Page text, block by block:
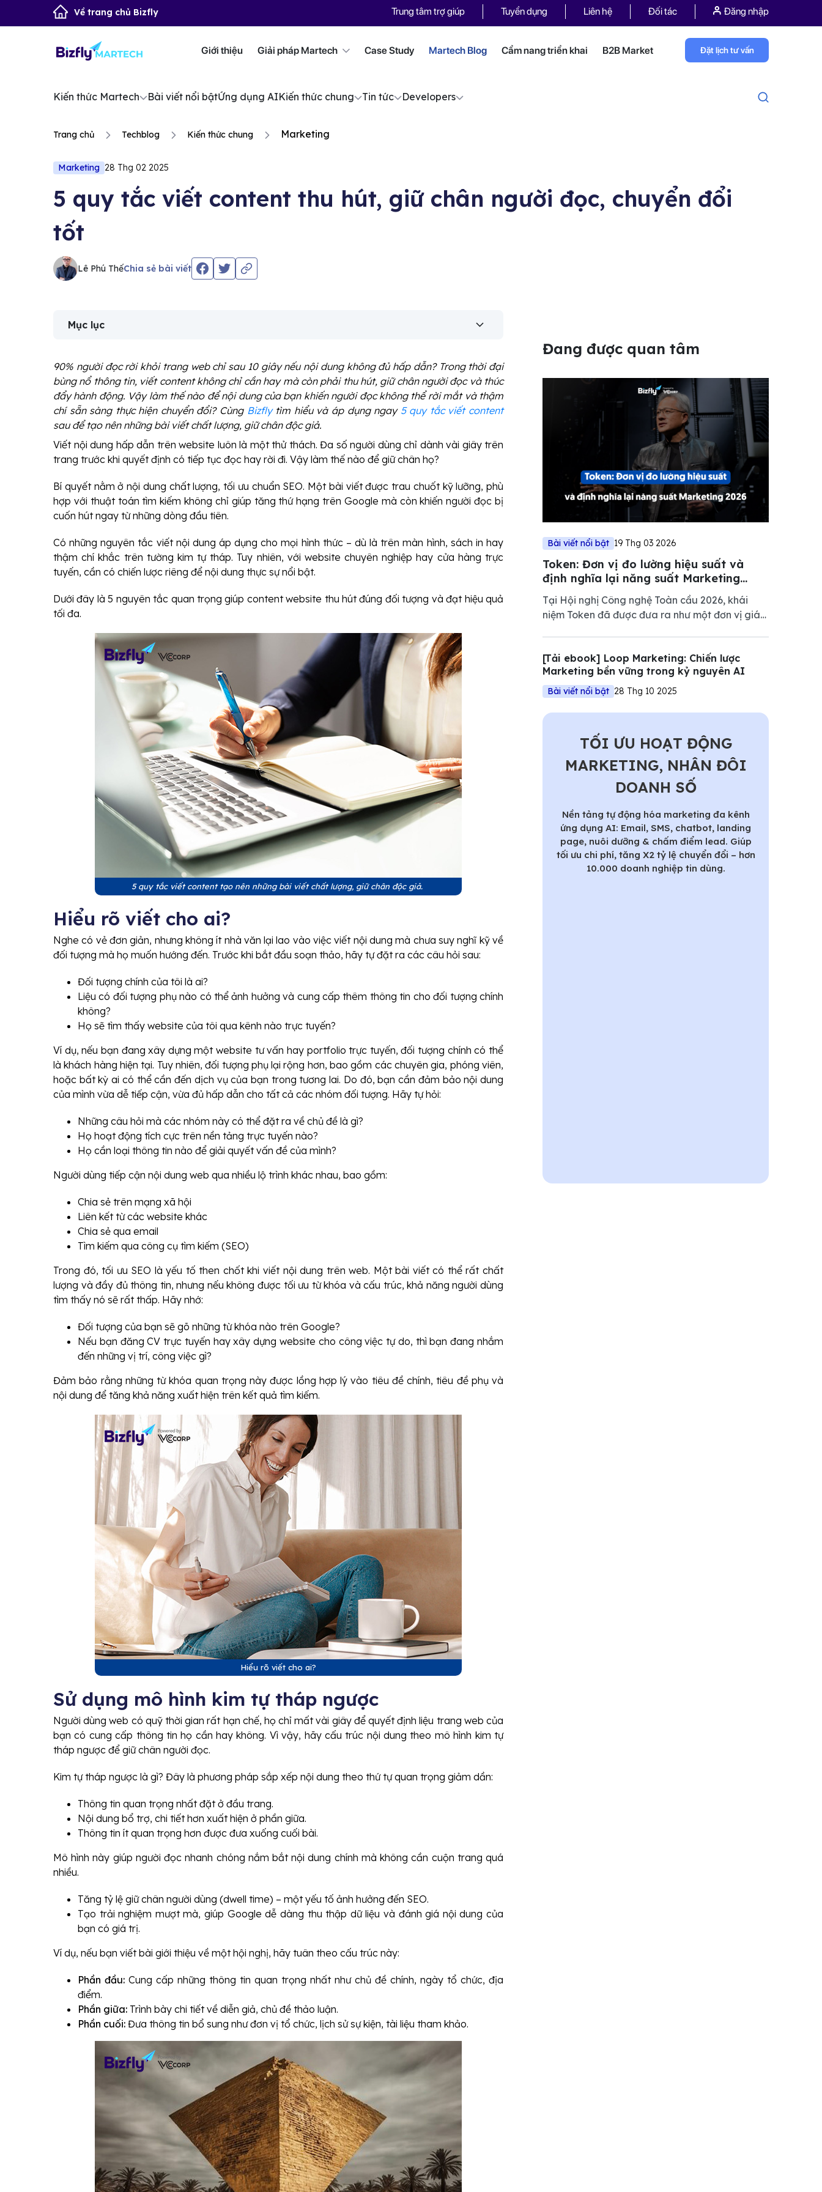
Về trang chủ Bizfly Trung tâm trợ giúp Tuyển dụng Liên hệ Đối tác Đăng nhập
Giới thiệu Giải pháp Martech Case Study Martech Blog Cẩm nang triển khai B2B Market Đặt lịch tư vấn
Kiến thức Martech Bài viết nổi bậtỨng dụng AIKiến thức chung Tin tức Developers
Trang chủ Techblog Kiến thức chung Marketing
Marketing 28 Thg 02 2025
5 quy tắc viết content thu hút, giữ chân người đọc, chuyển đổi
tốt
Lê Phú ThếChia sẻ bài viết
Mục lục
90% người đọc rời khỏi trang web chỉ sau 10 giây nếu nội dung không đủ hấp dẫn? Trong thời đại
bùng nổ thông tin, viết content không chỉ cần hay mà còn phải thu hút, giữ chân người đọc và thúc
đẩy hành động. Vậy làm thế nào để nội dung của bạn khiến người đọc không thể rời mắt và thậm
chí sẵn sàng thực hiện chuyển đổi? Cùng Bizflytìm hiểu và áp dụng ngay5 quy tắc viết content
sau để tạo nên những bài viết chất lượng, giữ chân độc giả.
Viết nội dung hấp dẫn trên website luôn là một thử thách. Đa số người dùng chỉ dành vài giây trên
trang trước khi quyết định có tiếp tục đọc hay rời đi. Vậy làm thế nào để giữ chân họ?
Bí quyết nằm ở nội dung chất lượng, tối ưu chuẩn SEO. Một bài viết được trau chuốt kỹ lưỡng, phù
hợp với thuật toán tìm kiếm không chỉ giúp tăng thứ hạng trên Google mà còn khiến người đọc bị
cuốn hút ngay từ những dòng đầu tiên.
Có những nguyên tắc viết nội dung áp dụng cho mọi hình thức – dù là trên màn hình, sách in hay
thậm chí khắc trên tường kim tự tháp. Tuy nhiên, với website chuyên nghiệp hay cửa hàng trực
tuyến, cần có chiến lược riêng để nội dung thực sự nổi bật.
Dưới đây là 5 nguyên tắc quan trọng giúp content website thu hút đúng đối tượng và đạt hiệu quả
tối đa.
5 quy tắc viết content tạo nên những bài viết chất lượng, giữ chân độc giả.
Hiểu rõ viết cho ai?
Nghe có vẻ đơn giản, nhưng không ít nhà văn lại lao vào việc viết nội dung mà chưa suy nghĩ kỹ về
đối tượng mà họ muốn hướng đến. Trước khi bắt đầu soạn thảo, hãy tự đặt ra các câu hỏi sau:
Đối tượng chính của tôi là ai?
Liệu có đối tượng phụ nào có thể ảnh hưởng và cung cấp thêm thông tin cho đối tượng chính
không?
Họ sẽ tìm thấy website của tôi qua kênh nào trực tuyến?
Ví dụ, nếu bạn đang xây dựng một website tư vấn hay portfolio trực tuyến, đối tượng chính có thể
là khách hàng hiện tại. Tuy nhiên, đối tượng phụ lại rộng hơn, bao gồm các chuyên gia, phóng viên,
hoặc bất kỳ ai có thể cần đến dịch vụ của bạn trong tương lai. Do đó, bạn cần đảm bảo nội dung
của mình vừa dễ tiếp cận, vừa đủ hấp dẫn cho tất cả các nhóm đối tượng. Hãy tự hỏi:
Những câu hỏi mà các nhóm này có thể đặt ra về chủ đề là gì?
Họ hoạt động tích cực trên nền tảng trực tuyến nào?
Họ cần loại thông tin nào để giải quyết vấn đề của mình?
Người dùng tiếp cận nội dung web qua nhiều lộ trình khác nhau, bao gồm:
Chia sẻ trên mạng xã hội
Liên kết từ các website khác
Chia sẻ qua email
Tìm kiếm qua công cụ tìm kiếm (SEO)
Trong đó, tối ưu SEO là yếu tố then chốt khi viết nội dung trên web. Một bài viết có thể rất chất
lượng và đầy đủ thông tin, nhưng nếu không được tối ưu từ khóa và cấu trúc, khả năng người dùng
tìm thấy nó sẽ rất thấp. Hãy nhớ:
Đối tượng của bạn sẽ gõ những từ khóa nào trên Google?
Nếu bạn đăng CV trực tuyến hay xây dựng website cho công việc tự do, thì bạn đang nhắm
đến những vị trí, công việc gì?
Đảm bảo rằng những từ khóa quan trọng này được lồng hợp lý vào tiêu đề chính, tiêu đề phụ và
nội dung để tăng khả năng xuất hiện trên kết quả tìm kiếm.
Hiểu rõ viết cho ai?
Sử dụng mô hình kim tự tháp ngược
Người dùng web có quỹ thời gian rất hạn chế, họ chỉ mất vài giây để quyết định liệu trang web của
bạn có cung cấp thông tin họ cần hay không. Vì vậy, hãy cấu trúc nội dung theo mô hình kim tự
tháp ngược để giữ chân người đọc.
Kim tự tháp ngược là gì? Đây là phương pháp sắp xếp nội dung theo thứ tự quan trọng giảm dần:
Thông tin quan trọng nhất đặt ở đầu trang.
Nội dung bổ trợ, chi tiết hơn xuất hiện ở phần giữa.
Thông tin ít quan trọng hơn được đưa xuống cuối bài.
Mô hình này giúp người đọc nhanh chóng nắm bắt nội dung chính mà không cần cuộn trang quá
nhiều.
Tăng tỷ lệ giữ chân người dùng (dwell time) – một yếu tố ảnh hưởng đến SEO.
Tạo trải nghiệm mượt mà, giúp Google dễ dàng thu thập dữ liệu và đánh giá nội dung của
bạn có giá trị.
Ví dụ, nếu bạn viết bài giới thiệu về một hội nghị, hãy tuân theo cấu trúc này:
Phần đầu: Cung cấp những thông tin quan trọng nhất như chủ đề chính, ngày tổ chức, địa
điểm.
Phần giữa: Trình bày chi tiết về diễn giả, chủ đề thảo luận.
Phần cuối: Đưa thông tin bổ sung như đơn vị tổ chức, lịch sử sự kiện, tài liệu tham khảo.
Đang được quan tâm
Bài viết nổi bật 19 Thg 03 2026
Token: Đơn vị đo lường hiệu suất và
định nghĩa lại năng suất Marketing
2026
Tại Hội nghị Công nghệ Toàn cầu 2026, khái
niệm Token đã được đưa ra như một đơn vị giá
ta sẽ bỏ lỡ một bước ngoặt quan trọng trong
quản trị Marketing.
[Tải ebook] Loop Marketing: Chiến lược
Marketing bền vững trong kỷ nguyên AI
Bài viết nổi bật 28 Thg 10 2025
TỐI ƯU HOẠT ĐỘNG
MARKETING, NHÂN ĐÔI
DOANH SỐ
Nền tảng tự động hóa marketing đa kênh
ứng dụng AI: Email, SMS, chatbot, landing
page, nuôi dưỡng & chấm điểm lead. Giúp
tối ưu chi phí, tăng X2 tỷ lệ chuyển đổi – hơn
10.000 doanh nghiệp tin dùng.